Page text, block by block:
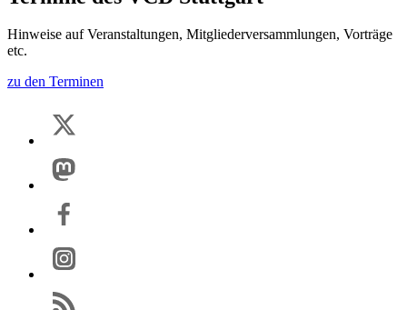
Hinweise auf Veranstaltungen, Mitgliederversammlungen, Vorträge
etc.
zu den Terminen